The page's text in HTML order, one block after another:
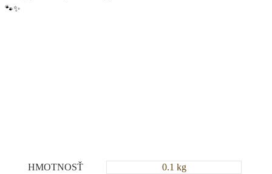
🐾✨
HMOTNOSŤ 0.1 kg